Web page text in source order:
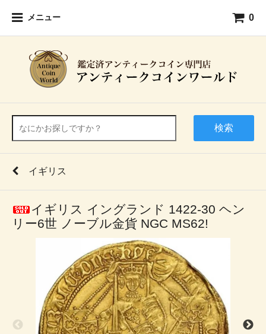
メニュー 0
検索
イギリス
イギリス イングランド 1422-30 ヘン
リー6世 ノーブル金貨 NGC MS62!